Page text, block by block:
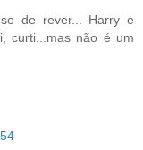
de rever... Harry e
curti...mas não é um